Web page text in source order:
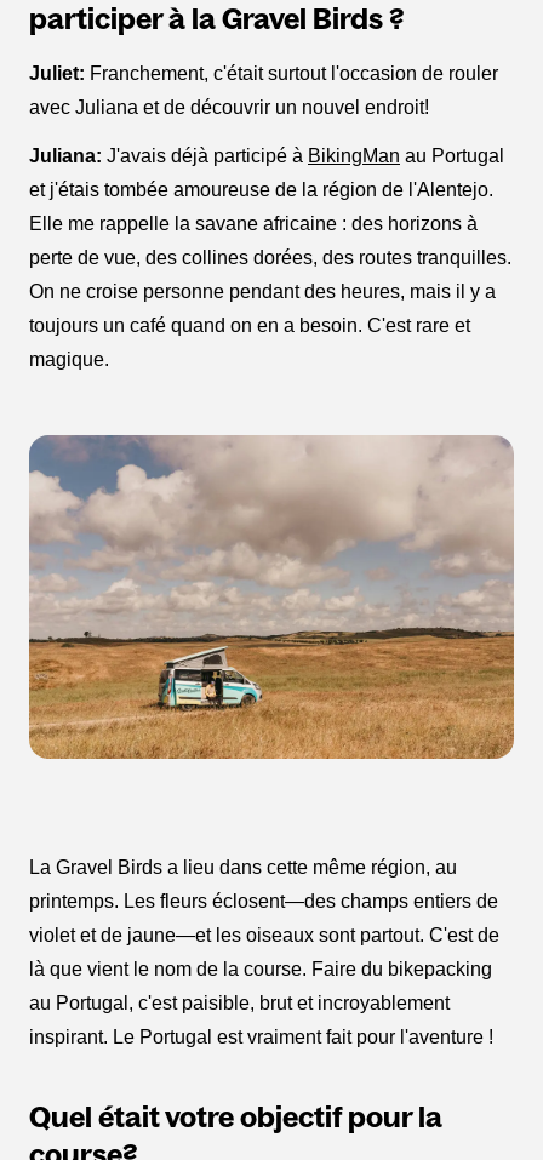
participer à la Gravel Birds ?
Juliet: Franchement, c'était surtout l'occasion de rouler
avec Juliana et de découvrir un nouvel endroit!
Juliana: J'avais déjà participé à BikingMan au Portugal
et j'étais tombée amoureuse de la région de l'Alentejo.
Elle me rappelle la savane africaine : des horizons à
perte de vue, des collines dorées, des routes tranquilles.
On ne croise personne pendant des heures, mais il y a
toujours un café quand on en a besoin. C'est rare et
magique.
La Gravel Birds a lieu dans cette même région, au
printemps. Les fleurs éclosent—des champs entiers de
violet et de jaune—et les oiseaux sont partout. C'est de
là que vient le nom de la course. Faire du bikepacking
au Portugal, c'est paisible, brut et incroyablement
inspirant. Le Portugal est vraiment fait pour l'aventure !
Quel était votre objectif pour la